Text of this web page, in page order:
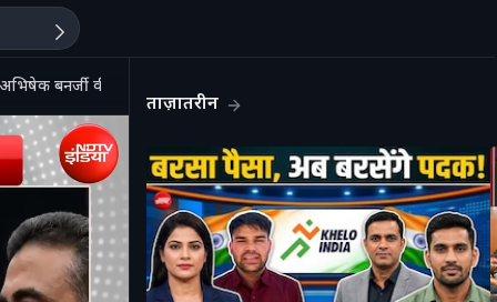
बनर्जी की पोस्ट से मचा बवाल!
ताज़ातरीन